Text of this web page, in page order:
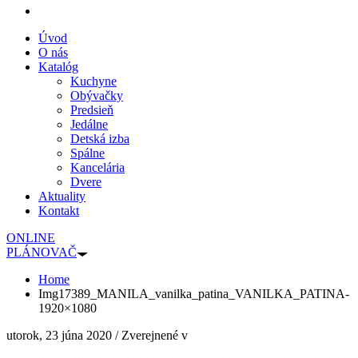
Úvod
O nás
Katalóg
Kuchyne
Obývačky
Predsieň
Jedálne
Detská izba
Spálne
Kancelária
Dvere
Aktuality
Kontakt
ONLINE
PLÁNOVAČ
Home
Img17389_MANILA_vanilka_patina_VANILKA_PATINA-
1920×1080
utorok, 23 júna 2020 /Zverejnené v